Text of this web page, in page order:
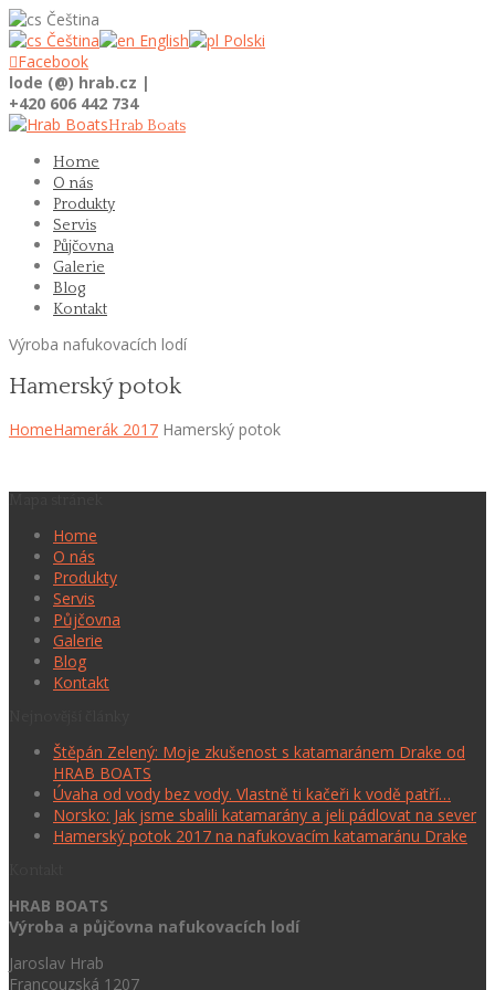
Čeština
Čeština
English
Polski
Facebook
lode (@) hrab.cz |
+420 606 442 734
Hrab Boats
Home
O nás
Produkty
Servis
Půjčovna
Galerie
Blog
Kontakt
Výroba nafukovacích lodí
Hamerský potok
HomeHamerák 2017 Hamerský potok
Home
O nás
Produkty
Servis
Půjčovna
Galerie
Blog
Kontakt
Štěpán Zelený: Moje zkušenost s katamaránem Drake od
HRAB BOATS
Úvaha od vody bez vody. Vlastně ti kačeři k vodě patří…
Norsko: Jak jsme sbalili katamarány a jeli pádlovat na sever
Hamerský potok 2017 na nafukovacím katamaránu Drake
HRAB BOATS
Výroba a půjčovna nafukovacích lodí
Jaroslav Hrab
Francouzská 1207